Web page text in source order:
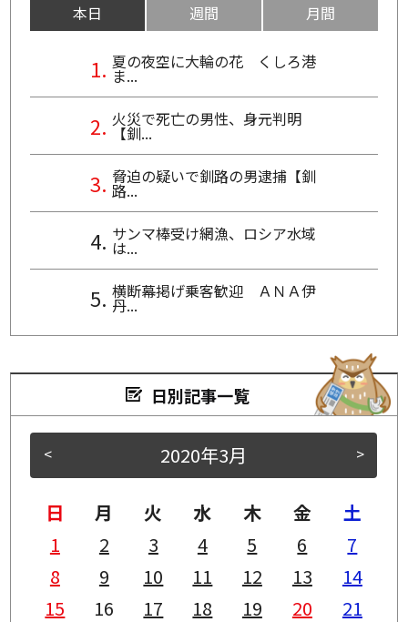
本日 週間 月間
夏の夜空に大輪の花 くしろ港
ま...
火災で死亡の男性、身元判明
【釧...
脅迫の疑いで釧路の男逮捕【釧
路...
サンマ棒受け網漁、ロシア水域
は...
横断幕掲げ乗客歓迎 ＡＮＡ伊
丹...
日別記事一覧
< >
2020年3月
日 月 火 水 木 金
土
1
2 3 4 5 6
7
8
9 10 11 12 13
14
15
16 17 18 19 20
21